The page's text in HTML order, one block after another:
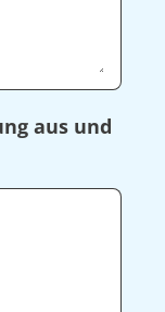
aus und